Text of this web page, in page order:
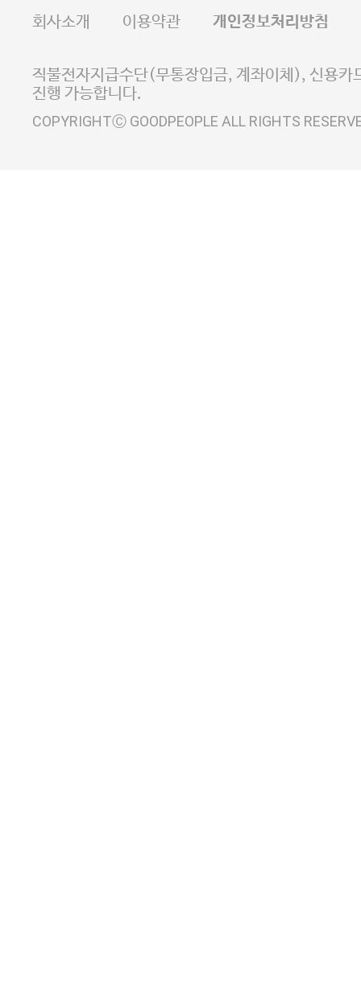
E-MAIL goodpeople@gpin.co.kr
사업자정보확인
이니시스 에스크로 서비
회사소개 이용약관 개인정보처리방침
직불전자지급수단(무통장입금, 계좌이체), 신용카
진행 가능합니다.
COPYRIGHTⒸ GOODPEOPLE ALL RIGHTS